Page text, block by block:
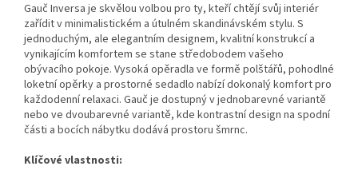
Gauč Inversa je skvělou volbou pro ty, kteří chtějí svůj interiér
zařídit v minimalistickém a útulném skandinávském stylu. S
jednoduchým, ale elegantním designem, kvalitní konstrukcí a
vynikajícím komfortem se stane středobodem vašeho
obývacího pokoje. Vysoká opěradla ve formě polštářů, pohodlné
loketní opěrky a prostorné sedadlo nabízí dokonalý komfort pro
každodenní relaxaci. Gauč je dostupný v jednobarevné variantě
nebo ve dvoubarevné variantě, kde kontrastní design na spodní
části a bocích nábytku dodává prostoru šmrnc.
Klíčové vlastnosti: